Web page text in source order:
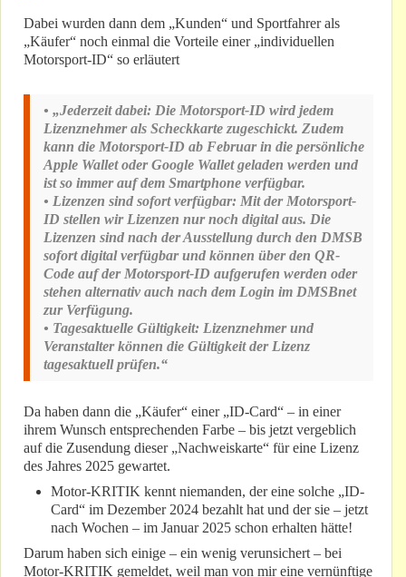
Dabei wurden dann dem „Kunden“ und Sportfahrer als
„Käufer“ noch einmal die Vorteile einer „individuellen
Motorsport-ID“ so erläutert
• „Jederzeit dabei: Die Motorsport-ID wird jedem
Lizenznehmer als Scheckkarte zugeschickt. Zudem
kann die Motorsport-ID ab Februar in die persönliche
Apple Wallet oder Google Wallet geladen werden und
ist so immer auf dem Smartphone verfügbar.
• Lizenzen sind sofort verfügbar: Mit der Motorsport-
ID stellen wir Lizenzen nur noch digital aus. Die
Lizenzen sind nach der Ausstellung durch den DMSB
sofort digital verfügbar und können über den QR-
Code auf der Motorsport-ID aufgerufen werden oder
stehen alternativ auch nach dem Login im DMSBnet
zur Verfügung.
• Tagesaktuelle Gültigkeit: Lizenznehmer und
Veranstalter können die Gültigkeit der Lizenz
tagesaktuell prüfen.“
Da haben dann die „Käufer“ einer „ID-Card“ – in einer
ihrem Wunsch entsprechenden Farbe – bis jetzt vergeblich
auf die Zusendung dieser „Nachweiskarte“ für eine Lizenz
des Jahres 2025 gewartet.
Motor-KRITIK kennt niemanden, der eine solche „ID-
Card“ im Dezember 2024 bezahlt hat und der sie – jetzt
nach Wochen – im Januar 2025 schon erhalten hätte!
Darum haben sich einige – ein wenig verunsichert – bei
Motor-KRITIK gemeldet, weil man von mir eine vernünftige